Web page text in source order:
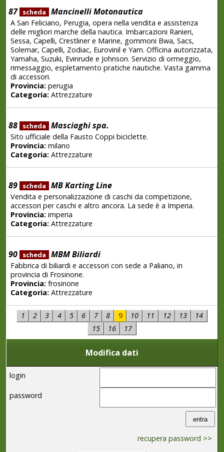
87 scheda Mancinelli Motonautica
A San Feliciano, Perugia, opera nella vendita e assistenza
delle migliori marche della nautica. Imbarcazioni Ranieri,
Sessa, Capelli, Crestliner e Marine, gommoni Bwa, Sacs,
Solemar, Capelli, Zodiac, Eurovinil e Yam. Officina autorizzata,
Yamaha, Suzuki, Evinrude e Johnson. Servizio di ormeggio,
rimessaggio, espletamento pratiche nautiche. Vasta gamma
di accessori.
Provincia:perugia
Categoria:Attrezzature
88 scheda Masciaghi spa.
Sito ufficiale della Fausto Coppi biciclette.
Provincia:milano
Categoria:Attrezzature
89 scheda MB Karting Line
Vendita e personalizzazione di caschi da competizione,
accessori per caschi e altro ancora. La sede è a Imperia.
Provincia:imperia
Categoria:Attrezzature
90 scheda MBM Biliardi
Fabbrica di biliardi e accessori con sede a Paliano, in
provincia di Frosinone.
Provincia:frosinone
Categoria:Attrezzature
1 2 3 4 5 6 7 8 9 10 11 12 13
14
15
16 17
Modifica dati
login
password
recupera password >>